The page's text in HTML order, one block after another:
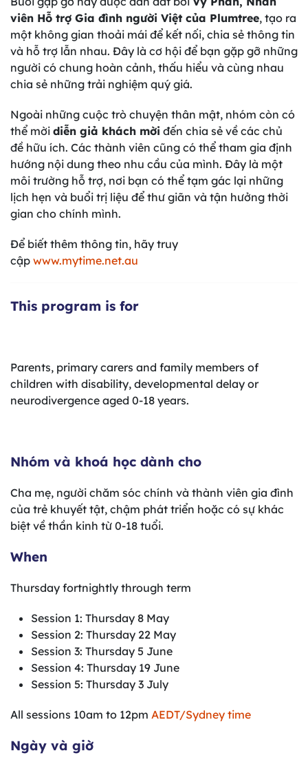
viên Hỗ trợ Gia đình người Việt của Plumtree, tạo ra
một không gian thoải mái để kết nối, chia sẻ thông tin
và hỗ trợ lẫn nhau. Đây là cơ hội để bạn gặp gỡ những
người có chung hoàn cảnh, thấu hiểu và cùng nhau
chia sẻ những trải nghiệm quý giá.
Ngoài những cuộc trò chuyện thân mật, nhóm còn có
thể mời diễn giả khách mời đến chia sẻ về các chủ
đề hữu ích. Các thành viên cũng có thể tham gia định
hướng nội dung theo nhu cầu của mình. Đây là một
môi trường hỗ trợ, nơi bạn có thể tạm gác lại những
lịch hẹn và buổi trị liệu để thư giãn và tận hưởng thời
gian cho chính mình.
Để biết thêm thông tin, hãy truy
cập www.mytime.net.au
This program is for
Parents, primary carers and family members of
children with disability, developmental delay or
neurodivergence aged 0-18 years.
Nhóm và khoá học dành cho
Cha mẹ, người chăm sóc chính và thành viên gia đình
của trẻ khuyết tật, chậm phát triển hoặc có sự khác
biệt về thần kinh từ 0-18 tuổi.
When
Thursday fortnightly through term
Session 1: Thursday 8 May
Session 2: Thursday 22 May
Session 3: Thursday 5 June
Session 4: Thursday 19 June
Session 5: Thursday 3 July
All sessions 10am to 12pm AEDT/Sydney time
Ngày và giờ